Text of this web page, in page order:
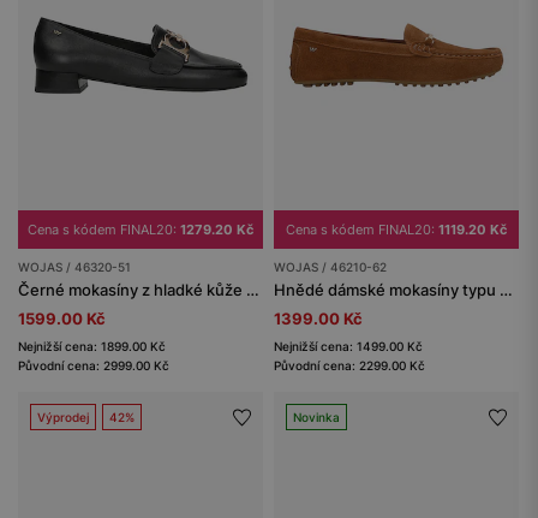
Cena s kódem FINAL20: 1279.20 Kč
WOJAS / 46320-51
Černé mokasíny z hladké kůže se zlatou ozdobou
1599.00 Kč
Nejnižší cena: 1899.00 Kč
Původní cena: 2999.00 Kč
Cena s kódem FINAL20: 1119.20 Kč
WOJAS / 46210-62
Hnědé dámské mokasíny typu car shoes
1399.00 Kč
Nejnižší cena: 1499.00 Kč
Původní cena: 2299.00 Kč
Výprodej 42% Novinka